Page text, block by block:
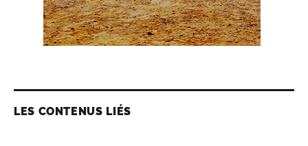
LES CONTENUS LIÉS